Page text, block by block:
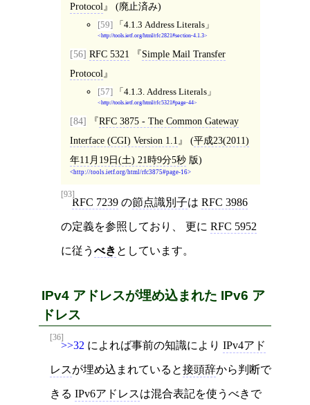
Protocol
(廃止済み)
[59] 4.1.3 Address Literals
http://tools.ietf.org/html/rfc2821#section-4.1.3
[56] RFC 5321
Simple Mail Transfer
Protocol
[57] 4.1.3. Address Literals
http://tools.ietf.org/html/rfc5321#page-44
[84]
RFC 3875 - The Common Gateway
Interface (CGI) Version 1.1
(平成23(2011)
年11月19日(土) 21時9分5秒版)
http://tools.ietf.org/html/rfc3875#page-16
[93]
RFC 7239 の節点識別子は RFC 3986
の定義を参照しており、 更に RFC 5952
に従う べき としています。
IPv4 アドレスが埋め込まれた IPv6 ア
ドレス
[36]
>>32 によれば事前の知識により IPv4アド
レスが埋め込まれていると接頭辞から判断で
きる IPv6アドレスは混合表記を使うべきで